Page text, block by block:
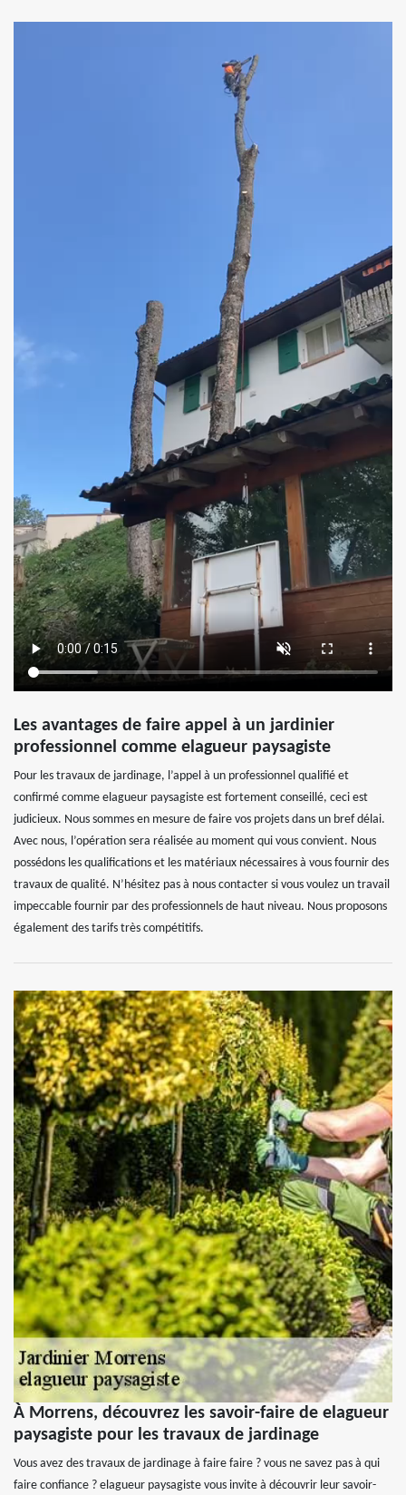
Les avantages de faire appel à un jardinier
professionnel comme elagueur paysagiste
Pour les travaux de jardinage, l’appel à un professionnel qualifié et
confirmé comme elagueur paysagiste est fortement conseillé, ceci est
judicieux. Nous sommes en mesure de faire vos projets dans un bref délai.
Avec nous, l’opération sera réalisée au moment qui vous convient. Nous
possédons les qualifications et les matériaux nécessaires à vous fournir des
travaux de qualité. N’hésitez pas à nous contacter si vous voulez un travail
impeccable fournir par des professionnels de haut niveau. Nous proposons
également des tarifs très compétitifs.
À Morrens, découvrez les savoir-faire de elagueur
paysagiste pour les travaux de jardinage
Vous avez des travaux de jardinage à faire faire ? vous ne savez pas à qui
faire confiance ? elagueur paysagiste vous invite à découvrir leur savoir-